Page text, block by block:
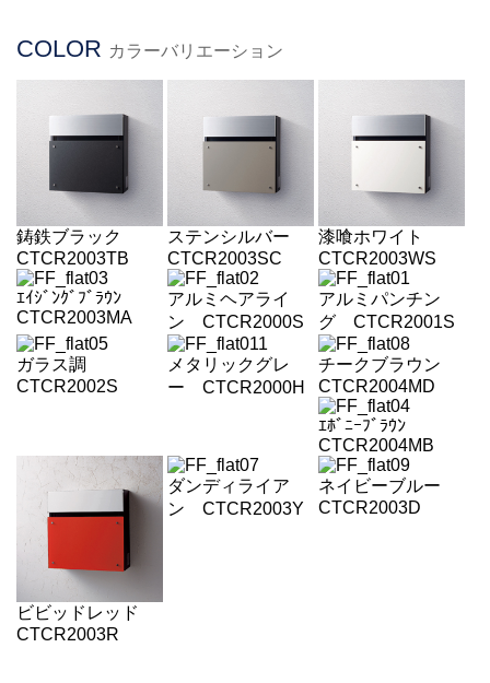
COLOR カラーバリエーション
鋳鉄ブラック
CTCR2003TB
ステンシルバー
CTCR2003SC
漆喰ホワイト
CTCR2003WS
ｴｲｼﾞﾝｸﾞﾌﾞﾗｳﾝ
CTCR2003MA
アルミヘアライ
ン CTCR2000S
アルミパンチン
グ CTCR2001S
ガラス調
CTCR2002S
メタリックグレ
ー CTCR2000H
チークブラウン
CTCR2004MD
ｴﾎﾞﾆｰﾌﾞﾗｳﾝ
CTCR2004MB
ビビッドレッド
CTCR2003R
ダンディライア
ン CTCR2003Y
ネイビーブルー
CTCR2003D